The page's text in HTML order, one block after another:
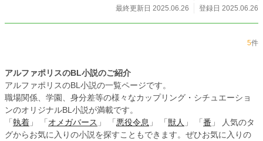
最終更新日 2025.06.26
登録日 2025.06.26
5件
アルファポリスのBL小説のご紹介
アルファポリスのBL小説の一覧ページです。
職場関係、学園、身分差等の様々なカップリング・シチュエーショ
ンのオリジナルBL小説が満載です。
「 執着 」 「 オメガバース 」 「 悪役令息 」 「 獣人 」 「 番 」 人気のタ
グからお気に入りの小説を探すこともできます。ぜひお気に入りの